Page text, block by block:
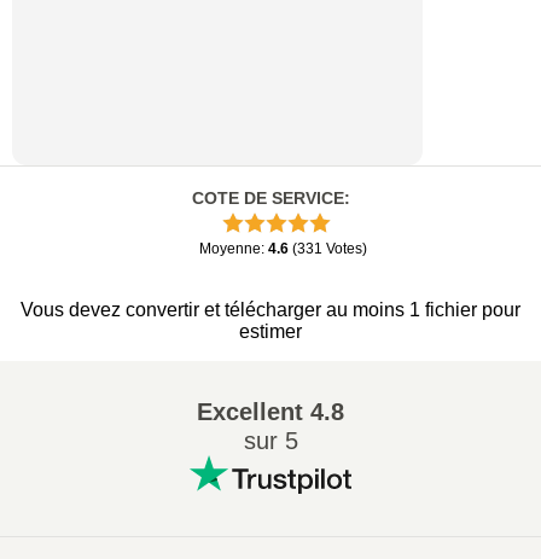
COTE DE SERVICE:
Moyenne: 4.6 (331 Votes)
Vous devez convertir et télécharger au moins 1 fichier pour
estimer
Excellent 4.8
sur 5